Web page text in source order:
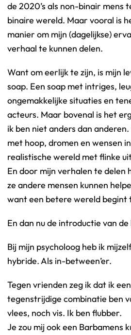
de 2020’s als non-binair mens
binaire wereld. Maar vooral is
manier om mijn (dagelijkse)
verhaal te kunnen delen.
Want om eerlijk te zijn, is mijn
soap. Een soap met intriges,
ongemakkelijke situaties en
acteurs. Maar bovenal is het
ik ben niet anders dan
met hoop, dromen en wensen
realistische wereld met flinke
En door mijn verhalen te delen
ze andere mensen kunnen
want een betere wereld begint
En dan nu de introductie van
Bij mijn psycholoog heb ik
hybride. Als in-between’er.
Tegen vrienden zeg ik dat ik
tegenstrijdige combinatie ben
vlees, noch vis. Ik ben flubber.
Je zou mij ook een Barbamens